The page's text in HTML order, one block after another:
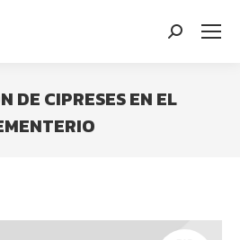
Search:
DE CIPRESES EN EL